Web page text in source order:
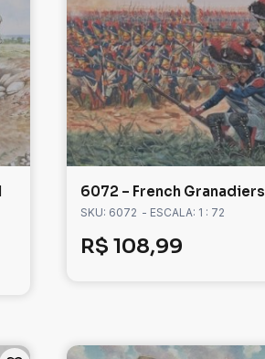
6072 – French Granadiers
SKU: 6072 - ESCALA: 1 : 72
R$ 108,99